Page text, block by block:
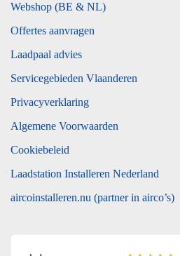
Webshop (BE & NL)
Offertes aanvragen
Laadpaal advies
Servicegebieden Vlaanderen
Privacyverklaring
Algemene Voorwaarden
Cookiebeleid
Laadstation Installeren Nederland
aircoinstalleren.nu (partner in airco’s)